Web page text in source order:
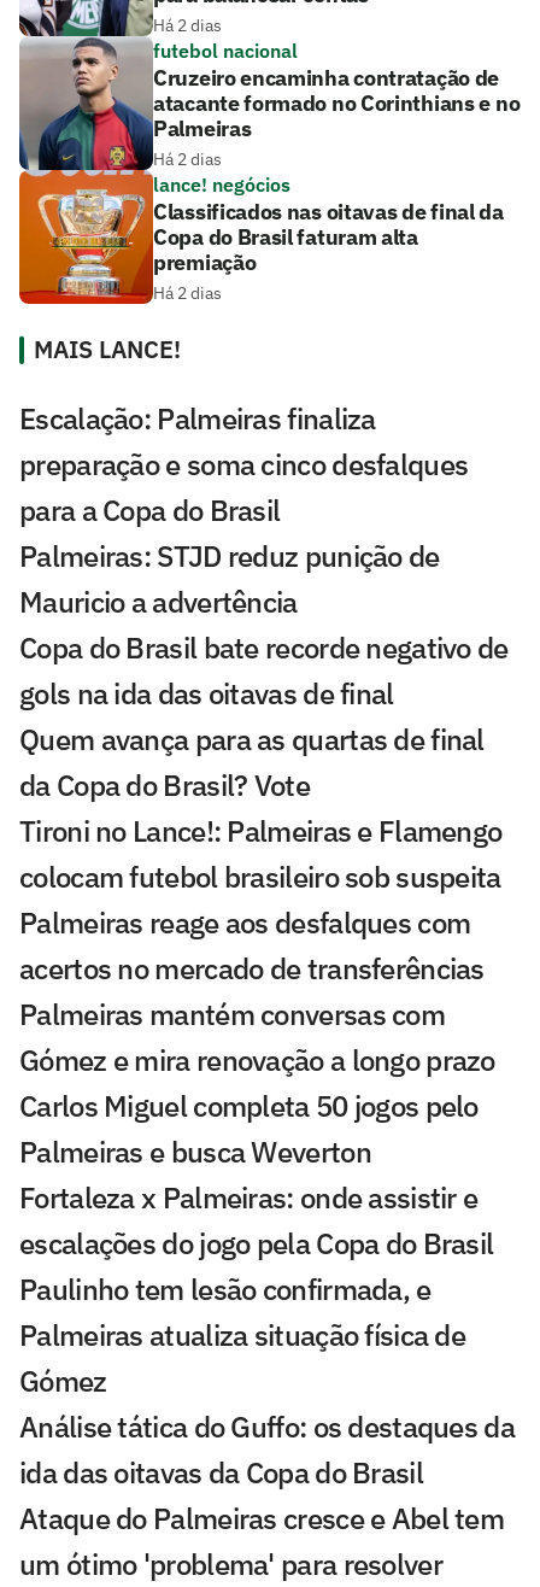
Há 2 dias
futebol nacional
Cruzeiro encaminha contratação de
atacante formado no Corinthians e no
Palmeiras
Há 2 dias
lance! negócios
Classificados nas oitavas de final da
Copa do Brasil faturam alta
premiação
Há 2 dias
MAIS LANCE!
Escalação: Palmeiras finaliza
preparação e soma cinco desfalques
para a Copa do Brasil
Palmeiras: STJD reduz punição de
Mauricio a advertência
Copa do Brasil bate recorde negativo de
gols na ida das oitavas de final
Quem avança para as quartas de final
da Copa do Brasil? Vote
Tironi no Lance!: Palmeiras e Flamengo
colocam futebol brasileiro sob suspeita
Palmeiras reage aos desfalques com
acertos no mercado de transferências
Palmeiras mantém conversas com
Gómez e mira renovação a longo prazo
Carlos Miguel completa 50 jogos pelo
Palmeiras e busca Weverton
Fortaleza x Palmeiras: onde assistir e
escalações do jogo pela Copa do Brasil
Paulinho tem lesão confirmada, e
Palmeiras atualiza situação física de
Gómez
Análise tática do Guffo: os destaques da
ida das oitavas da Copa do Brasil
Ataque do Palmeiras cresce e Abel tem
um ótimo 'problema' para resolver